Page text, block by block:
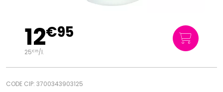
12€95
25€15/l.
CODE CIP: 3700343903125